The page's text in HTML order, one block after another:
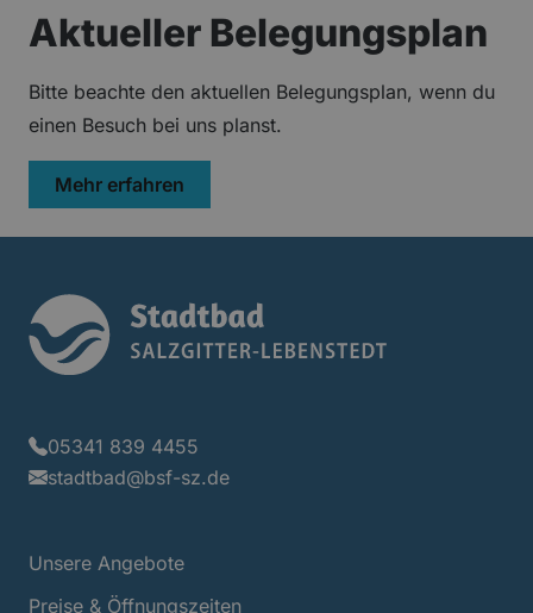
Aktueller Belegungsplan
Bitte beachte den aktuellen Belegungsplan, wenn du
einen Besuch bei uns planst.
Mehr erfahren
05341 839 4455
stadtbad@bsf-sz.de
Unsere Angebote
Preise & Öffnungszeiten